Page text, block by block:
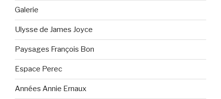
Galerie
Ulysse de James Joyce
Paysages François Bon
Espace Perec
Années Annie Ernaux